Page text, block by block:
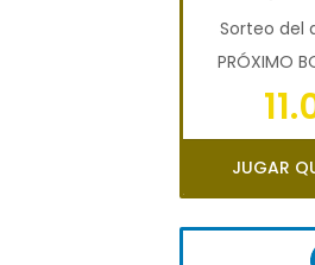
Sorteo del
PRÓXIMO
JUGAR